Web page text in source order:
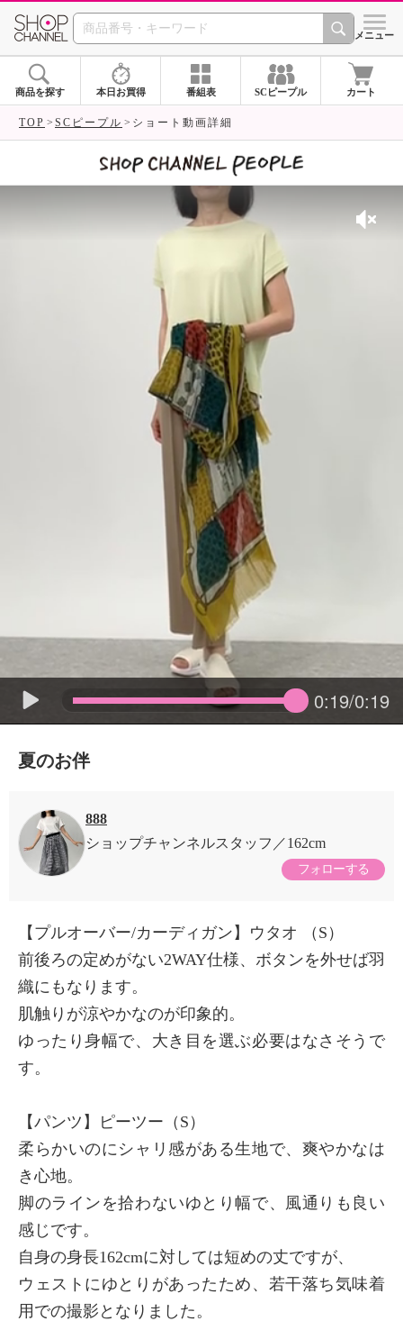
SHOP CHANNEL シメニュー
商品を探す 本日お買得 番組表 SCピープル カート
TOP SCピープル ショート動画詳細
0:19/0:19
× 商品紹介
夏のお伴
888
ショップチャンネルスタッフ
162cm
フォローする
【プルオーバー/カーディガン】ウタオ （S）
前後ろの定めがない2WAY仕様、ボタンを外せば羽
織にもなります。
肌触りが涼やかなのが印象的。
ゆったり身幅で、大き目を選ぶ必要はなさそうで
す。
【パンツ】ピーツー（S）
柔らかいのにシャリ感がある生地で、爽やかなは
き心地。
脚のラインを拾わないゆとり幅で、風通りも良い
感じです。
自身の身長162cmに対しては短めの丈ですが、
ウェストにゆとりがあったため、若干落ち気味着
用での撮影となりました。